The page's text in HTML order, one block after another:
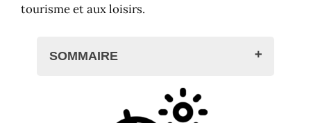
tourisme et aux loisirs.
SOMMAIRE
La commune du Barcarès
La mission Racine ?